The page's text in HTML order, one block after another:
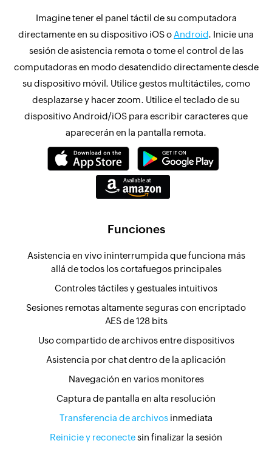
Imagine tener el panel táctil de su computadora
directamente en su dispositivo iOS o Android. Inicie una
sesión de asistencia remota o tome el control de las
computadoras en modo desatendido directamente desde
su dispositivo móvil. Utilice gestos multitáctiles, como
desplazarse y hacer zoom. Utilice el teclado de su
dispositivo Android/iOS para escribir caracteres que
aparecerán en la pantalla remota.
Funciones
Asistencia en vivo ininterrumpida que funciona más
allá de todos los cortafuegos principales
Controles táctiles y gestuales intuitivos
Sesiones remotas altamente seguras con encriptado
AES de 128 bits
Uso compartido de archivos entre dispositivos
Asistencia por chat dentro de la aplicación
Navegación en varios monitores
Captura de pantalla en alta resolución
Transferencia de archivos inmediata
Reinicie y reconectesin finalizar la sesión